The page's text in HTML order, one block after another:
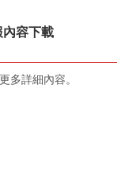
內容下載
多詳細內容。